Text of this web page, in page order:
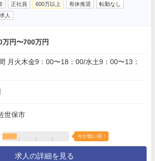
正社員 600万以上 有休推奨
転勤なし
人
万円〜700万円
月火木金9：00〜18：00/水土9：00〜13：
世保市
今が狙い目！
求人の詳細を見る